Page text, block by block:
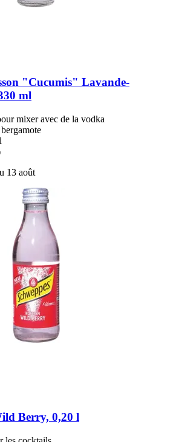
"Cucumis" Lavande-​
ml
mixer avec de la vodka
13 août
Berry, 0,20 l